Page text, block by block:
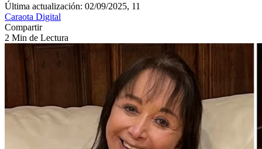
Última actualización: 02/09/2025, 11
Caraota Digital
Compartir
2 Min de Lectura